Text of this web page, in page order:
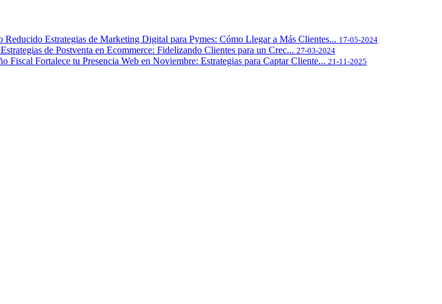
Estrategias de Marketing Digital para Pymes: Cómo Llegar a Más Clientes... 17-05-2024
Estrategias de Postventa en Ecommerce: Fidelizando Clientes para un Crec... 27-03-2024
Fortalece tu Presencia Web en Noviembre: Estrategias para Captar Cliente... 21-11-2025